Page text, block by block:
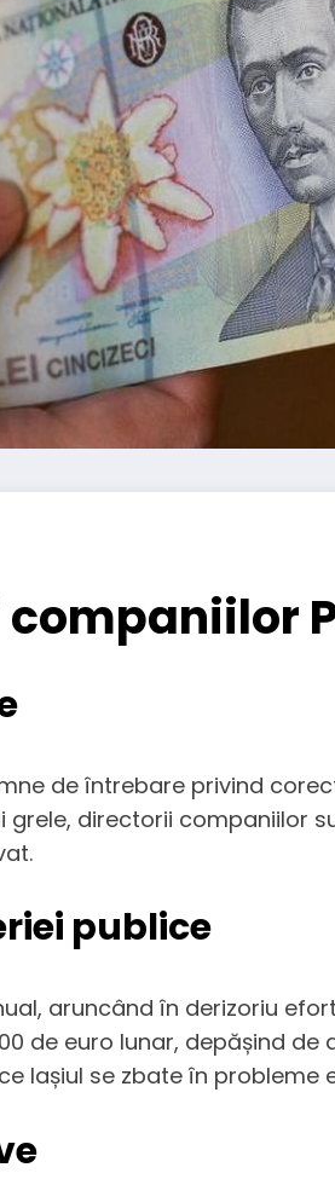
de întrebare privind
directorii companiilor
publice
aruncând în derizoriu
de euro lunar, depășind
Iașiul se zbate în probleme